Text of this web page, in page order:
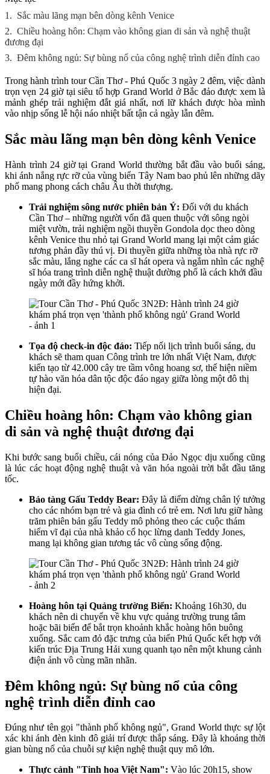
1. Sắc màu lãng mạn bên dòng kênh Venice
2. Chiều hoàng hôn: Chạm vào không gian di sản và nghệ thuật
đương đại
3. Đêm không ngủ: Sự bùng nổ của công nghệ trình diễn đỉnh cao
Trong hành trình tour Cần Thơ - Phú Quốc 3 ngày 2 đêm, việc dành
trọn vẹn 24 giờ tại siêu tổ hợp Grand World ở Bắc đảo được xem là
mảnh ghép trải nghiệm đắt giá nhất, nơi lữ khách được hòa mình
vào nhịp sống lễ hội náo nhiệt bất tận cả ngày lẫn đêm.
Sắc màu lãng mạn bên dòng kênh Venice
Hành trình 24 giờ tại Grand World thường bắt đầu vào buổi sáng,
khi ánh nắng rực rỡ của vùng biển Tây Nam bao phủ lên những dãy
phố mang phong cách châu Âu thời thượng.
Trải nghiệm sông nước phiên bản Ý: Đối với du khách
Cần Thơ – những người vốn đã quen thuộc với sông ngòi
miệt vườn, trải nghiệm ngồi thuyền Gondola dọc theo dòng
kênh Venice thu nhỏ tại Grand World mang lại một cảm giác
tương phản đầy thú vị. Đi thuyền giữa những tòa nhà rực rỡ
sắc màu, lắng nghe các ca sĩ hát opera và ngắm nhìn các nghệ
sĩ hóa trang trình diễn nghệ thuật đường phố là cách khởi đầu
ngày mới đầy hứng khởi.
Tọa độ check-in độc đáo: Tiếp nối lịch trình buổi sáng, du
khách sẽ tham quan Công trình tre lớn nhất Việt Nam, được
kiến tạo từ 42.000 cây tre tầm vông hoang sơ, thể hiện niềm
tự hào văn hóa dân tộc độc đáo ngay giữa lòng một đô thị
hiện đại.
Chiều hoàng hôn: Chạm vào không gian
di sản và nghệ thuật đương đại
Khi bước sang buổi chiều, cái nóng của Đảo Ngọc dịu xuống cũng
là lúc các hoạt động nghệ thuật và văn hóa ngoài trời bắt đầu tăng
tốc.
Bảo tàng Gấu Teddy Bear: Đây là điểm dừng chân lý tưởng
cho các nhóm bạn trẻ và gia đình có trẻ em. Nơi lưu giữ hàng
trăm phiên bản gấu Teddy mô phỏng theo các cuộc thám
hiểm vĩ đại của nhà khảo cổ học lừng danh Teddy Jones,
mang lại không gian tương tác vô cùng sống động.
Hoàng hôn tại Quảng trường Biển: Khoảng 16h30, du
khách nên di chuyển về khu vực quảng trường trung tâm
hoặc bãi biển để bắt trọn khoảnh khắc hoàng hôn buông
xuống. Sắc cam đỏ đặc trưng của biển Phú Quốc kết hợp với
kiến trúc Địa Trung Hải xung quanh tạo nên một khung cảnh
điện ảnh vô cùng mãn nhãn.
Đêm không ngủ: Sự bùng nổ của công
nghệ trình diễn đỉnh cao
Đúng như tên gọi "thành phố không ngủ", Grand World thực sự lột
xác khi ánh đèn kinh đô giải trí được thắp sáng. Đây là khoảng thời
gian bùng nổ của chuỗi sự kiện nghệ thuật quy mô lớn.
Thực cảnh "Tinh hoa Việt Nam": Vào lúc 20h15, show